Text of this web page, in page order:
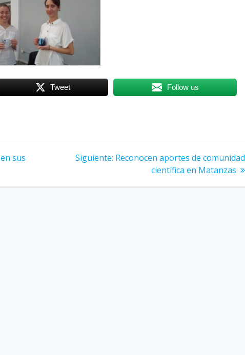
Tweet Follow us
sus
Siguiente: Siguiente
Reconocen aportes de comunidad
científica en Matanzas